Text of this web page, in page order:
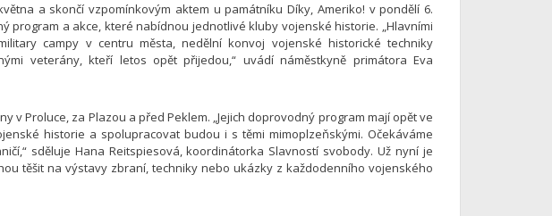
a skončí vzpomínkovým aktem u památníku Díky, Ameriko! v pondělí 6.
program a akce, které nabídnou jednotlivé kluby vojenské historie. „Hlavními
campy v centru města, nedělní konvoj vojenské historické techniky
veterány, kteří letos opět přijedou,“ uvádí náměstkyně primátora Eva
v Proluce, za Plazou a před Peklem. „Jejich doprovodný program mají opět ve
historie a spolupracovat budou i s těmi mimoplzeňskými. Očekáváme
sděluje Hana Reitspiesová, koordinátorka Slavností svobody. Už nyní je
těšit na výstavy zbraní, techniky nebo ukázky z každodenního vojenského